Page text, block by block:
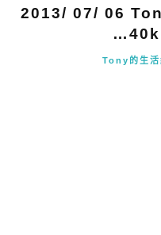
2013/ 07/ 06
…40k
Tony的生活